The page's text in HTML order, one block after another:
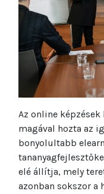
Az online képzések
magával hozta az
bonyolultabb
elé állítja, mely
azonban sokszor a